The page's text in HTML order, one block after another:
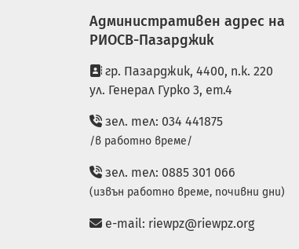
Административен адрес на
РИОСВ-Пазарджик
гр. Пазарджик, 4400, п.к. 220
ул. Генерал Гурко 3, ет.4
зел. тел: 034 441875
/в работно време/
зел. тел: 0885 301 066
(извън работно време, почивни дни)
e-mail: riewpz@riewpz.org